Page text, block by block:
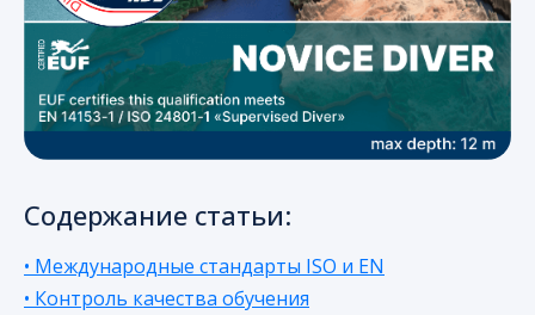
Содержание статьи:
• Международные стандарты ISO и EN
• Контроль качества обучения